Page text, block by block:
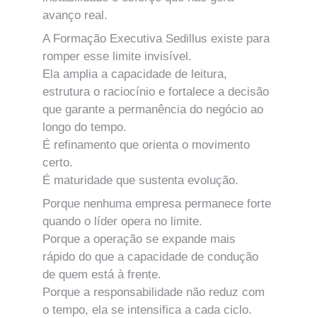
avanço real.
A Formação Executiva Sedillus existe para
romper esse limite invisível.
Ela amplia a capacidade de leitura,
estrutura o raciocínio e fortalece a decisão
que garante a permanência do negócio ao
longo do tempo.
É refinamento que orienta o movimento
certo.
É maturidade que sustenta evolução.
Porque nenhuma empresa permanece forte
quando o líder opera no limite.
Porque a operação se expande mais
rápido do que a capacidade de condução
de quem está à frente.
Porque a responsabilidade não reduz com
o tempo, ela se intensifica a cada ciclo.